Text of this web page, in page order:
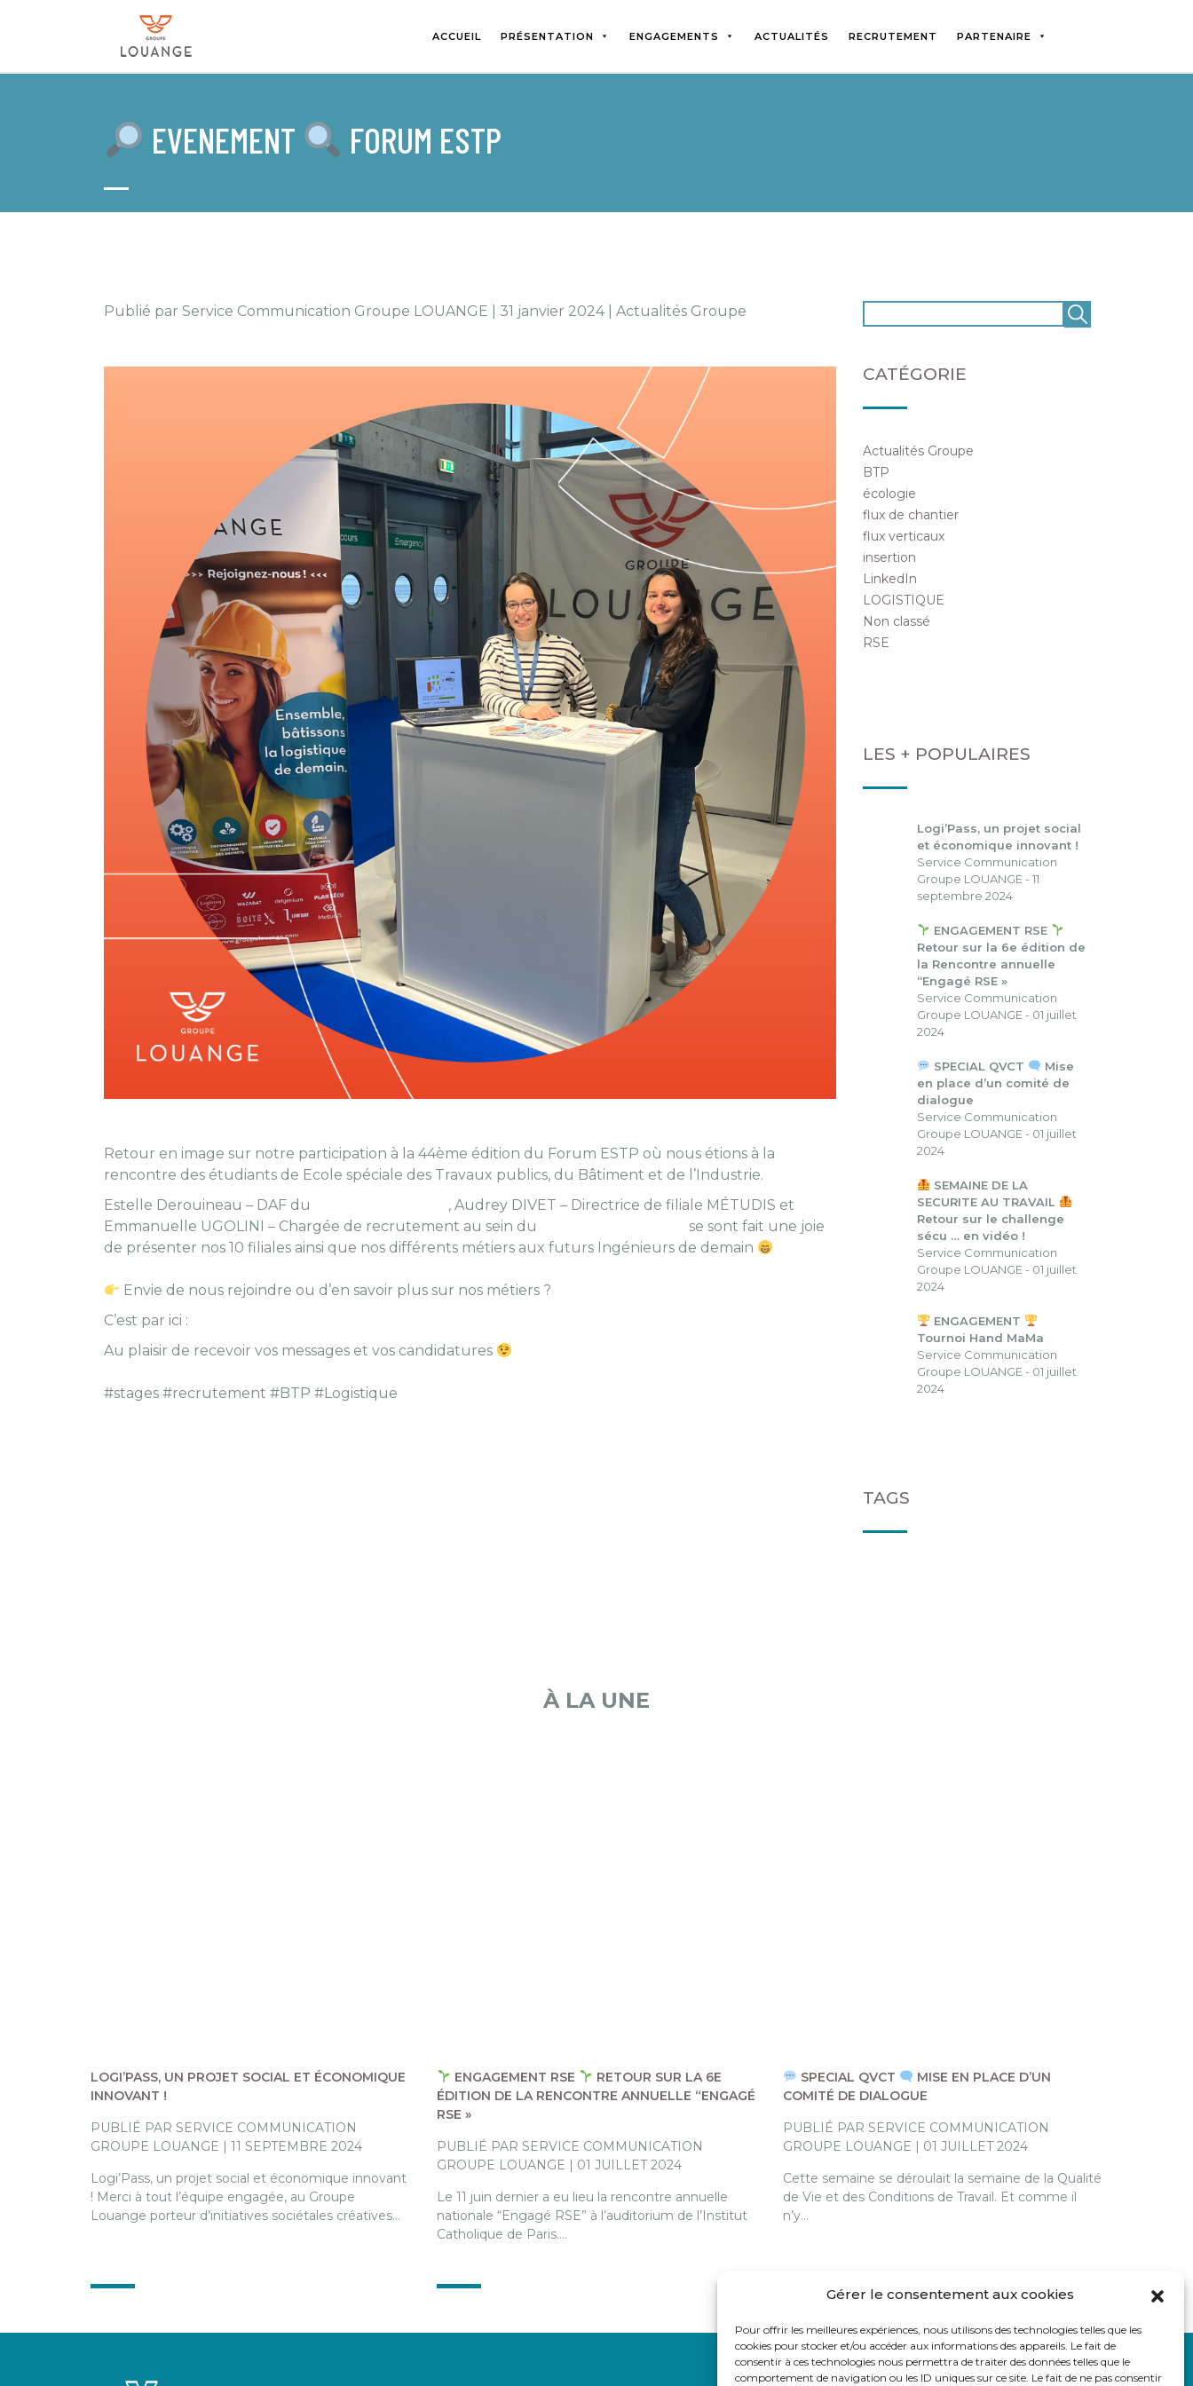
Gérer le consentement aux cookies
Pour offrir les meilleures expériences, nous utilisons des technologies telles que les
cookies pour stocker et/ou accéder aux informations des appareils. Le fait de
consentir à ces technologies nous permettra de traiter des données telles que le
comportement de navigation ou les ID uniques sur ce site. Le fait de ne pas consentir
ACCUEIL PRÉSENTATION ENGAGEMENTS ACTUALITÉS RECRUTEMENT PARTENAIRE
EVENEMENT FORUM ESTP
Publié par Service Communication Groupe LOUANGE | 31 janvier 2024 | Actualités Groupe
Retour en image sur notre participation à la 44ème édition du Forum ESTP où nous étions à la
rencontre des étudiants de Ecole spéciale des Travaux publics, du Bâtiment et de l’Industrie.
Estelle Derouineau – DAF du
, Audrey DIVET – Directrice de filiale MÉTUDIS et
Emmanuelle UGOLINI – Chargée de recrutement au sein du
se sont fait une joie
de présenter nos 10 filiales ainsi que nos différents métiers aux futurs Ingénieurs de demain
Envie de nous rejoindre ou d’en savoir plus sur nos métiers ?
C’est par ici :
Au plaisir de recevoir vos messages et vos candidatures
#stages #recrutement #BTP #Logistique
CATÉGORIE
Actualités Groupe
BTP
écologie
flux de chantier
flux verticaux
insertion
LinkedIn
LOGISTIQUE
Non classé
RSE
LES + POPULAIRES
Logi’Pass, un projet social
et économique innovant !
Service Communication
Groupe LOUANGE - 11
septembre 2024
ENGAGEMENT RSE
Retour sur la 6e édition de
la Rencontre annuelle
“Engagé RSE »
Service Communication
Groupe LOUANGE - 01 juillet
2024
SPECIAL QVCT
Mise
en place d’un comité de
dialogue
Service Communication
Groupe LOUANGE - 01 juillet
2024
SEMAINE DE LA
SECURITE AU TRAVAIL
Retour sur le challenge
sécu … en vidéo !
Service Communication
Groupe LOUANGE - 01 juillet
2024
ENGAGEMENT
Tournoi Hand MaMa
Service Communication
Groupe LOUANGE - 01 juillet
2024
TAGS
À LA UNE
LOGI’PASS, UN PROJET SOCIAL ET ÉCONOMIQUE
INNOVANT !
PUBLIÉ PAR SERVICE COMMUNICATION
GROUPE LOUANGE | 11 SEPTEMBRE 2024
Logi’Pass, un projet social et économique innovant
! Merci à tout l’équipe engagée, au Groupe
Louange porteur d’initiatives sociétales créatives…
ENGAGEMENT RSE
RETOUR SUR LA 6E
ÉDITION DE LA RENCONTRE ANNUELLE “ENGAGÉ
RSE »
PUBLIÉ PAR SERVICE COMMUNICATION
GROUPE LOUANGE | 01 JUILLET 2024
Le 11 juin dernier a eu lieu la rencontre annuelle
nationale “Engagé RSE” à l’auditorium de l’Institut
Catholique de Paris.…
SPECIAL QVCT
MISE EN PLACE D’UN
COMITÉ DE DIALOGUE
PUBLIÉ PAR SERVICE COMMUNICATION
GROUPE LOUANGE | 01 JUILLET 2024
Cette semaine se déroulait la semaine de la Qualité
de Vie et des Conditions de Travail. Et comme il
n’y…